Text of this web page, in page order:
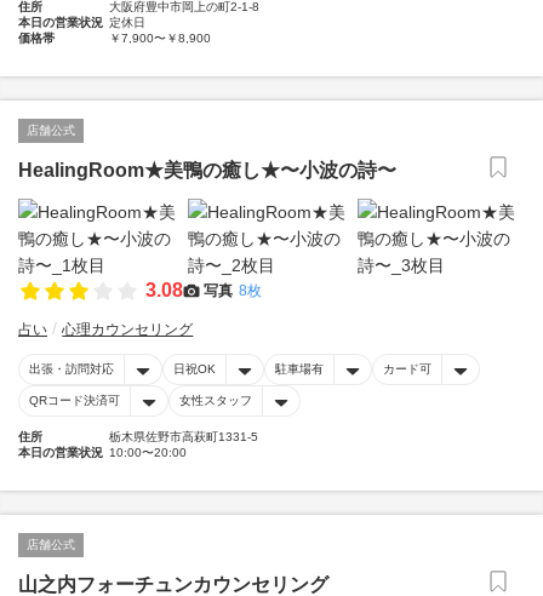
住所
大阪府豊中市岡上の町2-1-8
本日の営業状況 定休日
価格帯
￥7,900〜￥8,900
店舗公式
HealingRoom★美鴨の癒し★〜小波の詩〜
3.08 写真 8枚
占い 心理カウンセリング
出張・訪問対応 日祝OK 駐車場有 カード可
QRコード決済可 女性スタッフ
住所
栃木県佐野市高萩町1331-5
本日の営業状況 10:00〜20:00
店舗公式
山之内フォーチュンカウンセリング